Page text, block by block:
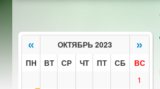
« ОКТЯБРЬ 2023 »
ПН ВТ СР ЧТ ПТ СБ ВС
1